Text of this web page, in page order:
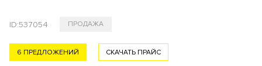
ID:537054 ПРОДАЖА
СКАЧАТЬ ПРАЙС
6 ПРЕДЛОЖЕНИЙ